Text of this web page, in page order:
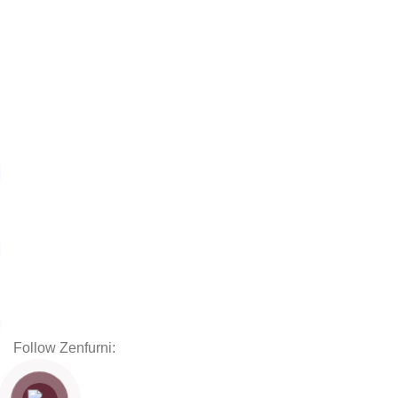
Follow Zenfurni:
Hướng dẫn khách hàng